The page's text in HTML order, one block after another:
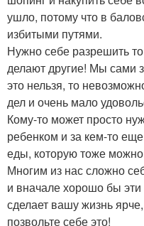
ушло, потому что в
избитыми путями.
Нужно себе разрешить
делают другие! Мы сами
это нельзя, то
дел и очень мало
Кому-то может просто
ребенком и за кем-то
еды, которую тоже можно
Многим из нас сложно
и вначале хорошо бы
сделает вашу жизнь
позвольте себе это!